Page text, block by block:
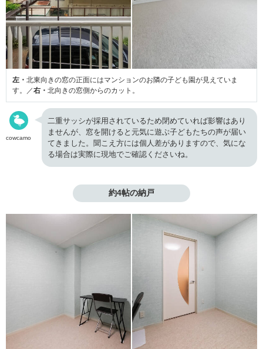
左・ 北東向きの窓の正面にはマンションのお隣の子ども園が見えていま
す。／右・ 北向きの窓側からのカット。
cowcamo
二重サッシが採用されているため閉めていれば影響はあり
ませんが、窓を開けると元気に遊ぶ子どもたちの声が届い
てきました。聞こえ方には個人差がありますので、気にな
る場合は実際に現地でご確認くださいね。
約4帖の納戸